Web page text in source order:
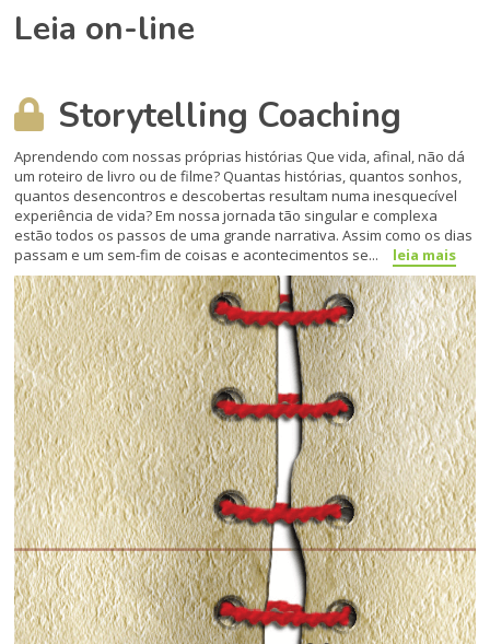
Leia on-line
Storytelling Coaching
Aprendendo com nossas próprias histórias Que vida, afinal, não dá
um roteiro de livro ou de filme? Quantas histórias, quantos sonhos,
quantos desencontros e descobertas resultam numa inesquecível
experi­ência de vida? Em nossa jornada tão singular e com­plexa
estão todos os passos de uma grande narrativa. Assim como os dias
passam e um sem-fim de coisas e acontecimentos se...
leia mais